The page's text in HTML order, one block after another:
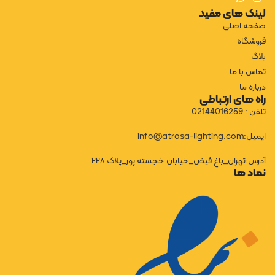
لینک های مفید
صفحه اصلی
فروشگاه
بلاگ
تماس با ما
درباره ما
راه های ارتباطی
تلفن : 02144016259
ایمیل:info@atrosa-lighting.com
آدرس:تهران_باغ فیض_خیابان خجسته پور_پلاک ۲۲۸
نماد ها